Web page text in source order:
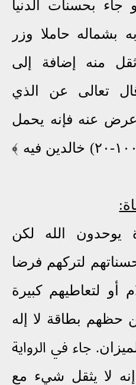
جاء بحسنات الدنيا
بشماله حاملا وزر
منه إضافة إلى
تعالى عن الذي
عنه فإنه يحمل
يوم القيامة وزرا (١٠٠-٢٠) خالدين فيه ﴾
يوحدون الله لكن
لتركهم فرضا
أو لتعاطيهم كبيرة
حظهم بطاقة لا إله
. جاء في الرواية
لا يثقل شيء مع